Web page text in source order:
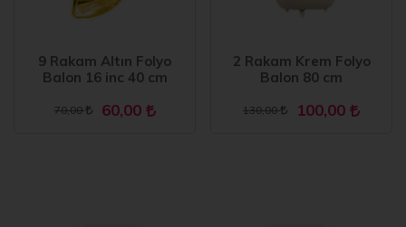
9 Rakam Altın Folyo
Balon 16 inc 40 cm
70,00 60,00
2 Rakam Krem Folyo
Balon 80 cm
130,00 100,00